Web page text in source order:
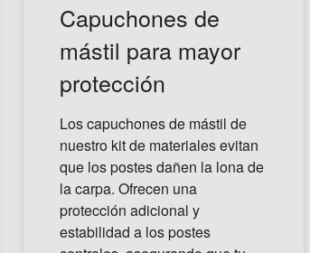
Capuchones de
mástil para mayor
protección
Los capuchones de mástil de
nuestro kit de materiales evitan
que los postes dañen la lona de
la carpa. Ofrecen una
protección adicional y
estabilidad a los postes